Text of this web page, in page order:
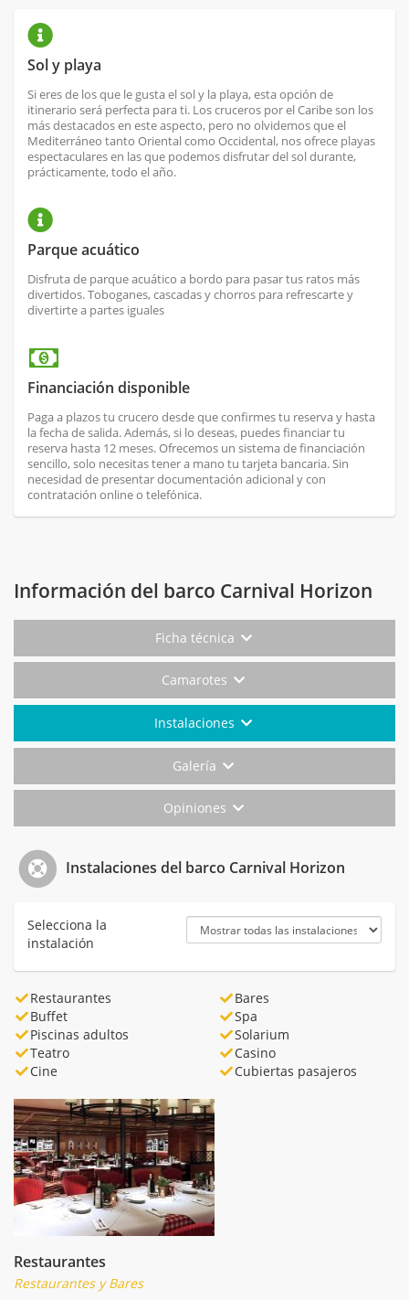
Sol y playa
Si eres de los que le gusta el sol y la playa, esta opción de
itinerario será perfecta para ti. Los cruceros por el Caribe son los
más destacados en este aspecto, pero no olvidemos que el
Mediterráneo tanto Oriental como Occidental, nos ofrece playas
espectaculares en las que podemos disfrutar del sol durante,
prácticamente, todo el año.
Parque acuático
Disfruta de parque acuático a bordo para pasar tus ratos más
divertidos. Toboganes, cascadas y chorros para refrescarte y
divertirte a partes iguales
Financiación disponible
Paga a plazos tu crucero desde que confirmes tu reserva y hasta
la fecha de salida. Además, si lo deseas, puedes financiar tu
reserva hasta 12 meses. Ofrecemos un sistema de financiación
sencillo, solo necesitas tener a mano tu tarjeta bancaria. Sin
necesidad de presentar documentación adicional y con
contratación online o telefónica.
Información del barco Carnival Horizon
Ficha técnica
Camarotes
Instalaciones
Galería
Opiniones
Instalaciones del barco Carnival Horizon
Selecciona la
instalación
Restaurantes
Bares
Buffet
Spa
Piscinas adultos
Solarium
Teatro
Casino
Cine
Cubiertas pasajeros
Restaurantes
Restaurantes y Bares